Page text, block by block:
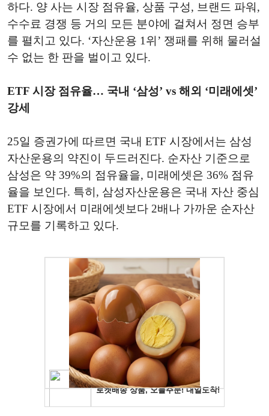
하다. 양 사는 시장 점유율, 상품 구성, 브랜드 파워,
수수료 경쟁 등 거의 모든 분야에 걸쳐서 정면 승부
를 펼치고 있다. ‘자산운용 1위’ 쟁패를 위해 물러설
수 없는 한 판을 벌이고 있다.
ETF 시장 점유율… 국내 ‘삼성’ vs 해외 ‘미래에셋’
강세
25일 증권가에 따르면 국내 ETF 시장에서는 삼성
자산운용의 약진이 두드러진다. 순자산 기준으로
삼성은 약 39%의 점유율을, 미래에셋은 36% 점유
율을 보인다. 특히, 삼성자산운용은 국내 자산 중심
ETF 시장에서 미래에셋보다 2배나 가까운 순자산
규모를 기록하고 있다.